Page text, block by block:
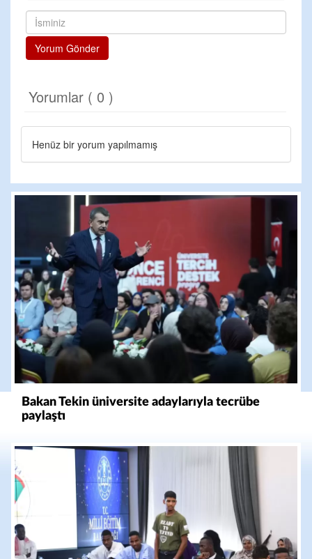
Yorum Gönder
Yorumlar ( 0 )
Henüz bir yorum yapılmamış
Bakan Tekin üniversite adaylarıyla tecrübe
paylaştı